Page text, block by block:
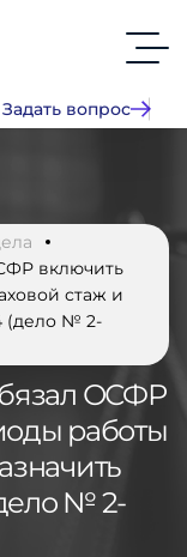
Задать вопрос
включить
стаж и
(дело № 2-
ОСФР
работы
№ 2-